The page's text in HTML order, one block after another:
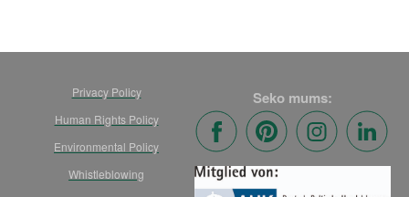
Privacy Policy
Human Rights Policy
Environmental Policy
Whistleblowing
Seko mums: